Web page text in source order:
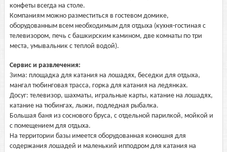
конфеты всегда на столе.
Компаниям можно разместиться в гостевом домике,
оборудованным всем необходимым для отдыха (кухня-гостиная с
телевизором, печь с башкирским камином, две комнаты по три
места, умывальник с теплой водой).
Сервис и развлечения:
Зима: площадка для катания на лошадях, беседки для отдыха,
мангал тюбинговая трасса, горка для катания на ледянках.
Досуг: телевизор, шахматы, игральные карты, катание на лошадях,
катание на тюбингах, лыжи, подледная рыбалка.
Большая баня из соснового бруса, с отдельной парилкой, мойкой и
с помещением для отдыха.
На территории базы имеется оборудованная конюшня для
содержания лошадей и маленький ипподром для катания на